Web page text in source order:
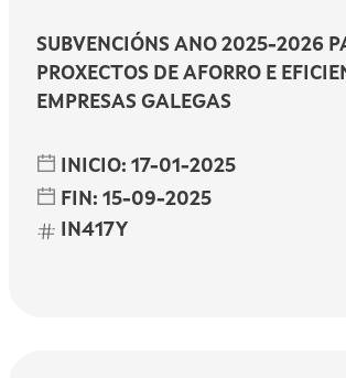
SUBVENCIÓNS ANO 2025-2026
PROXECTOS DE AFORRO E
EMPRESAS GALEGAS
INICIO: 17-01-2025
FIN: 15-09-2025
IN417Y